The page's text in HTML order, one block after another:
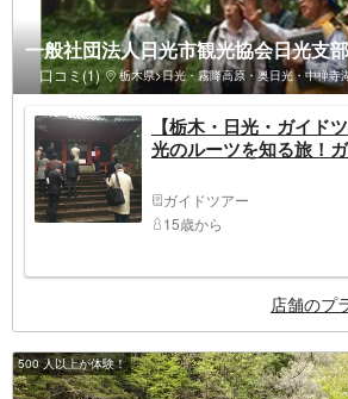
一般社団法人日光市観光協会日光支部
口コミ(1) 栃木県>日光・霧降高原・奥日光・中禅寺
【栃木・日光・ガイド
光のルーツを知る旅！
ガイドツアー
15歳から
店舗のプ
500 人以上が体験！